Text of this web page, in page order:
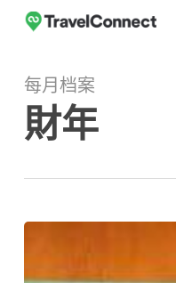
每月档案
財年